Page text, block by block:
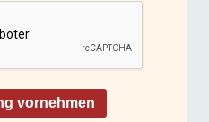
vornehmen